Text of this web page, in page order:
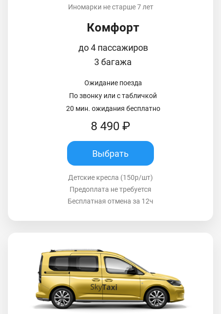
Иномарки не старше 7 лет
Комфорт
до 4 пассажиров
3 багажа
Ожидание поезда
По звонку или с табличкой
20 мин. ожидания бесплатно
8 490 ₽
Выбрать
Детские кресла (150р/шт)
Предоплата не требуется
Бесплатная отмена за 12ч